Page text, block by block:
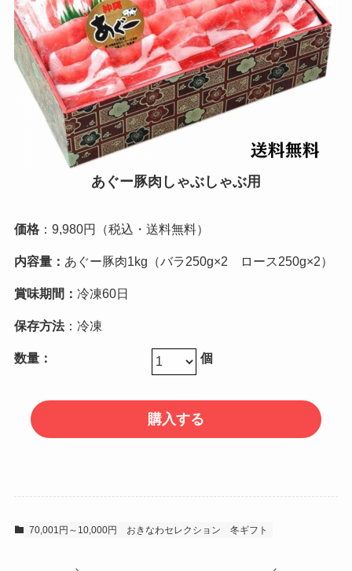
あぐー豚肉しゃぶしゃぶ用
価格：9,980円（税込・送料無料）
内容量： あぐー豚肉1kg（バラ250g×2 ロース250g×2）
賞味期間： 冷凍60日
保存方法：冷凍
数量： 個
70,001円～10,000円 おきなわセレクション 冬ギフト